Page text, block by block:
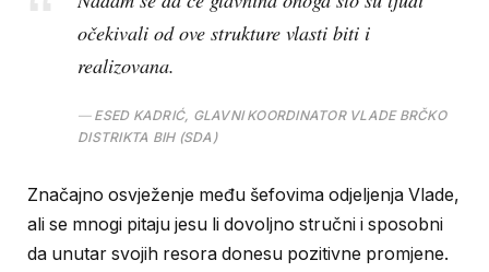
očekivali od ove strukture vlasti biti i
realizovana.
ESED KADRIĆ, GLAVNI KOORDINATOR VLADE BRČKO
DISTRIKTA BIH (SDA)
Značajno osvježenje među šefovima odjeljenja Vlade,
ali se mnogi pitaju jesu li dovoljno stručni i sposobni
da unutar svojih resora donesu pozitivne promjene.